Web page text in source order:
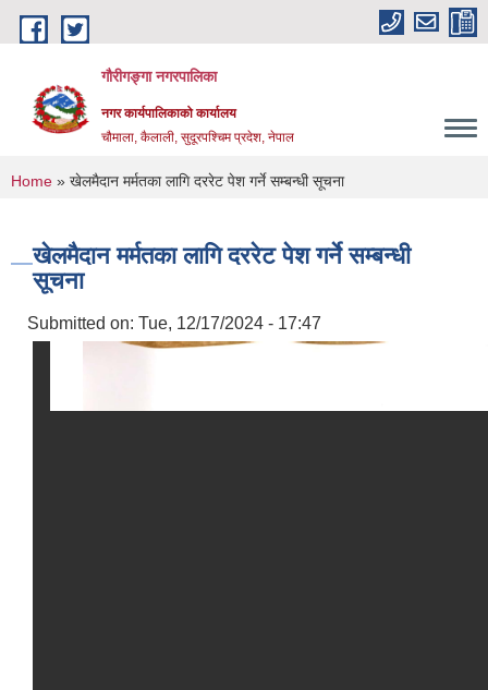
Skip to main content
गौरीगङ्गा नगरपालिका
नगर कार्यपालिकाको कार्यालय
चौमाला, कैलाली, सुदूरपश्चिम प्रदेश, नेपाल
You are here
Home » खेलमैदान मर्मतका लागि दररेट पेश गर्ने सम्बन्धी सूचना
खेलमैदान मर्मतका लागि दररेट पेश गर्ने सम्बन्धी
सूचना
Submitted on: Tue, 12/17/2024 - 17:47